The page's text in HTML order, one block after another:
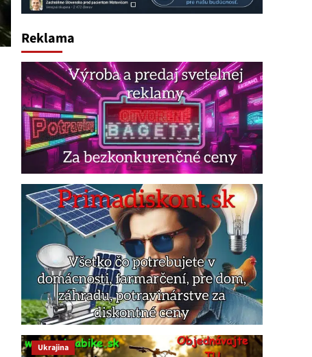
Reklama
Ukrajina